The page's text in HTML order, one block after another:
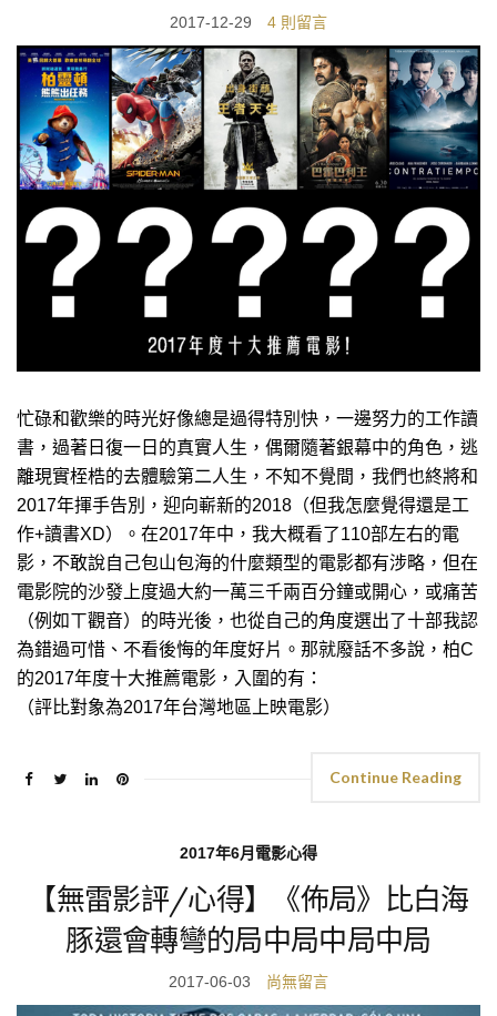
2017-12-29 4 則留言
忙碌和歡樂的時光好像總是過得特別快，一邊努力的工作讀
書，過著日復一日的真實人生，偶爾隨著銀幕中的角色，逃
離現實桎梏的去體驗第二人生，不知不覺間，我們也終將和
2017年揮手告別，迎向嶄新的2018（但我怎麼覺得還是工
作+讀書XD）。在2017年中，我大概看了110部左右的電
影，不敢說自己包山包海的什麼類型的電影都有涉略，但在
電影院的沙發上度過大約一萬三千兩百分鐘或開心，或痛苦
（例如ㄒ觀音）的時光後，也從自己的角度選出了十部我認
為錯過可惜、不看後悔的年度好片。那就廢話不多說，柏C
的2017年度十大推薦電影，入圍的有：
（評比對象為2017年台灣地區上映電影）
Continue Reading
2017年6月電影心得
【無雷影評/心得】《佈局》比白海
豚還會轉彎的局中局中局中局
2017-06-03 尚無留言